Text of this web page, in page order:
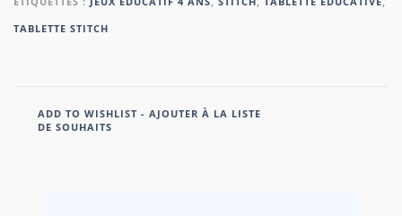
TABLETTE STITCH
ADD TO WISHLIST - AJOUTER À LA LISTE
DE SOUHAITS